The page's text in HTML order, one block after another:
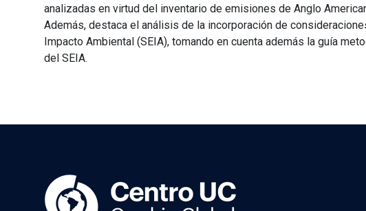
analizadas en virtud del inventario de emisiones de Anglo
Además, destaca el análisis de la incorporación de
Impacto Ambiental (SEIA), tomando en cuenta además la guía
del SEIA.